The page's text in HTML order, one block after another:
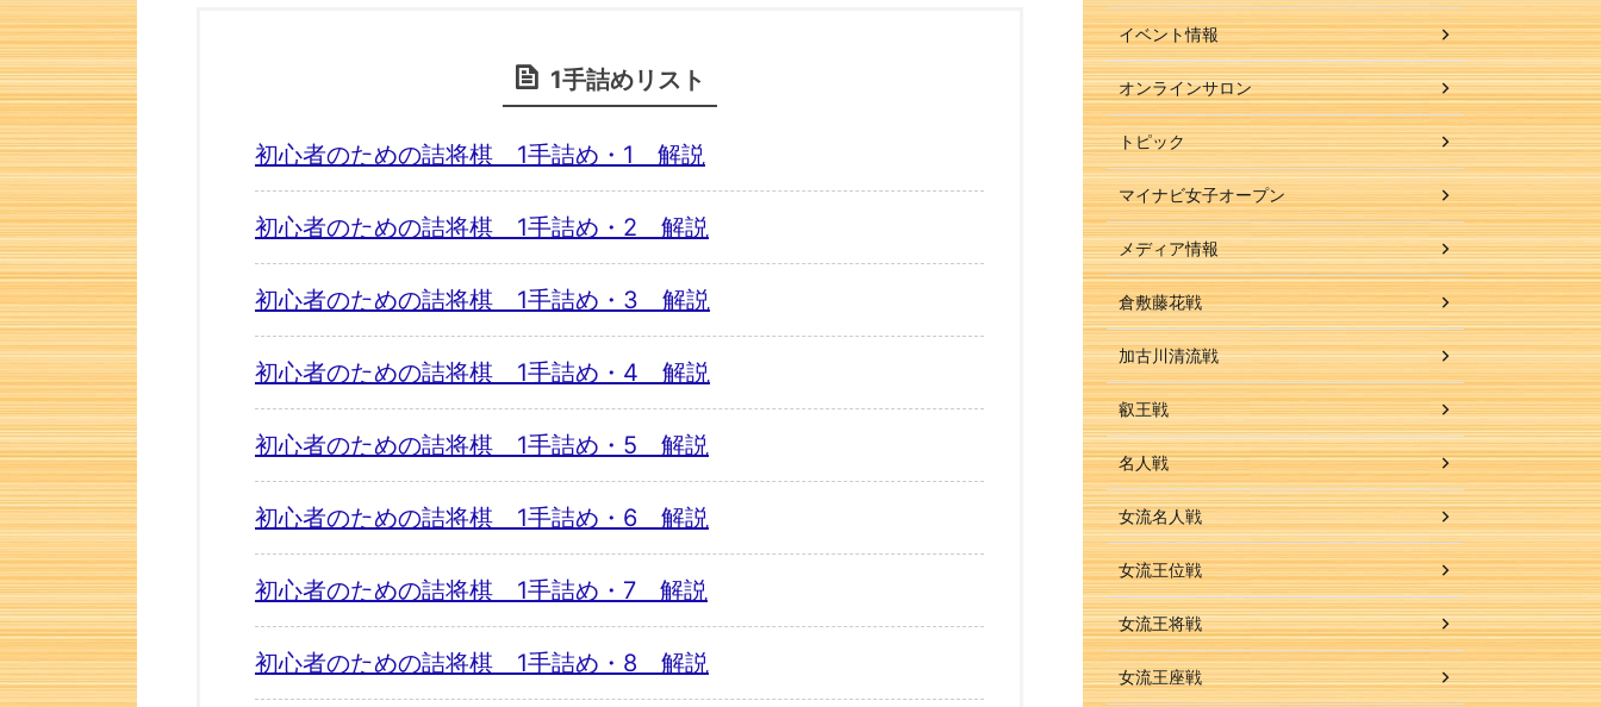
1手詰めリスト
初心者のための詰将棋 1手詰め・1 解説
初心者のための詰将棋 1手詰め・2 解説
初心者のための詰将棋 1手詰め・3 解説
初心者のための詰将棋 1手詰め・4 解説
初心者のための詰将棋 1手詰め・5 解説
初心者のための詰将棋 1手詰め・6 解説
初心者のための詰将棋 1手詰め・7 解説
初心者のための詰将棋 1手詰め・8 解説
イベント情報
オンラインサロン
トピック
マイナビ女子オープン
メディア情報
倉敷藤花戦
加古川清流戦
叡王戦
名人戦
女流名人戦
女流王位戦
女流王将戦
女流王座戦